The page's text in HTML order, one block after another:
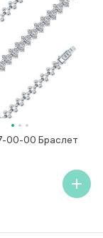
00-00 Браслет